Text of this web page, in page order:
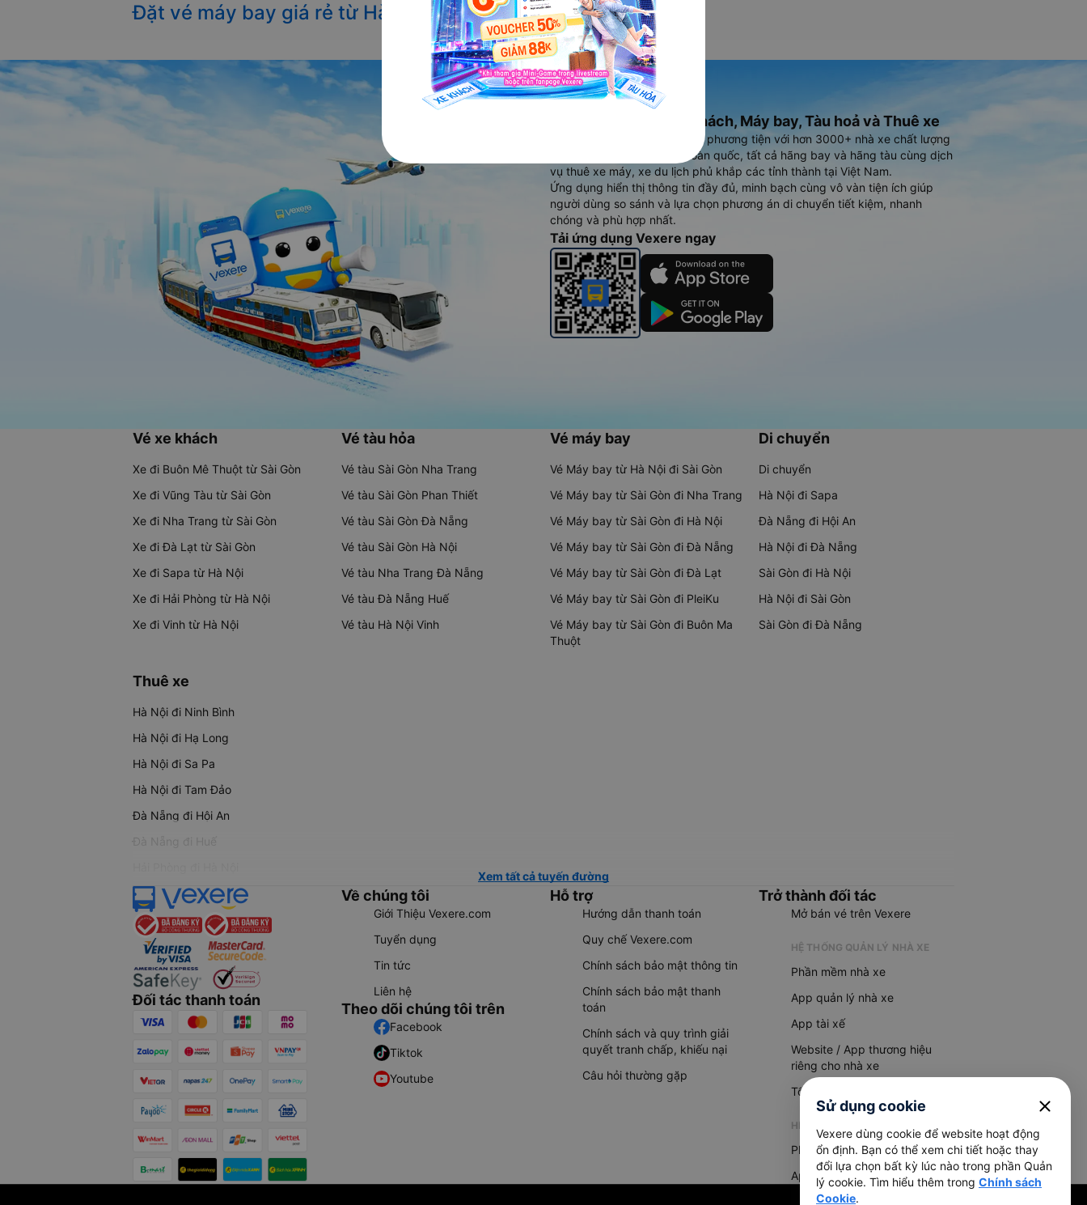
Đặt vé máy bay giá rẻ từ Hà Tiên đi Phan Thiết
Ứng dụng đặt vé Xe khách, Máy bay, Tàu hoả và Thuê xe
Vexere - ứng dụng đặt vé đa phương tiện với hơn 3000+ nhà xe chất lượng
cao, 5000+ tuyến đường toàn quốc, tất cả hãng bay và hãng tàu cùng dịch
vụ thuê xe máy, xe du lịch phủ khắp các tỉnh thành tại Việt Nam.
Ứng dụng hiển thị thông tin đầy đủ, minh bạch cùng vô vàn tiện ích giúp
người dùng so sánh và lựa chọn phương án di chuyển tiết kiệm, nhanh
chóng và phù hợp nhất.
Tải ứng dụng Vexere ngay
Vé xe khách
Xe đi Buôn Mê Thuột từ Sài Gòn
Xe đi Vũng Tàu từ Sài Gòn
Xe đi Nha Trang từ Sài Gòn
Xe đi Đà Lạt từ Sài Gòn
Xe đi Sapa từ Hà Nội
Xe đi Hải Phòng từ Hà Nội
Xe đi Vinh từ Hà Nội
Vé tàu hỏa
Vé tàu Sài Gòn Nha Trang
Vé tàu Sài Gòn Phan Thiết
Vé tàu Sài Gòn Đà Nẵng
Vé tàu Sài Gòn Hà Nội
Vé tàu Nha Trang Đà Nẵng
Vé tàu Đà Nẵng Huế
Vé tàu Hà Nội Vinh
Vé máy bay
Vé Máy bay từ Hà Nội đi Sài Gòn
Vé Máy bay từ Sài Gòn đi Nha Trang
Vé Máy bay từ Sài Gòn đi Hà Nội
Vé Máy bay từ Sài Gòn đi Đà Nẵng
Vé Máy bay từ Sài Gòn đi Đà Lạt
Vé Máy bay từ Sài Gòn đi PleiKu
Vé Máy bay từ Sài Gòn đi Buôn Ma
Thuột
Di chuyển
Di chuyển
Hà Nội đi Sapa
Đà Nẵng đi Hội An
Hà Nội đi Đà Nẵng
Sài Gòn đi Hà Nội
Hà Nội đi Sài Gòn
Sài Gòn đi Đà Nẵng
Thuê xe
Hà Nội đi Ninh Bình
Hà Nội đi Hạ Long
Hà Nội đi Sa Pa
Hà Nội đi Tam Đảo
Đà Nẵng đi Hội An
Đà Nẵng đi Huế
Xem tất cả tuyến đường
Đối tác thanh toán
Về chúng tôi
Giới Thiệu Vexere.com
Tuyển dụng
Tin tức
Liên hệ
Theo dõi chúng tôi trên
Facebook
Tiktok
Youtube
Hỗ trợ
Hướng dẫn thanh toán
Quy chế Vexere.com
Chính sách bảo mật thông tin
Chính sách bảo mật thanh
toán
Chính sách và quy trình giải
quyết tranh chấp, khiếu nại
Câu hỏi thường gặp
Trở thành đối tác
Mở bán vé trên Vexere
HỆ THỐNG QUẢN LÝ NHÀ XE
Phần mềm nhà xe
App quản lý nhà xe
App tài xế
Website / App thương hiệu
riêng cho nhà xe
Tổng đài AI
HỆ THỐNG QUẢN LÝ HÀNG HOÁ
Phần mềm quản lý hàng hoá
App quản lý hàng hoá
Sử dụng cookie close
Vexere dùng cookie để website hoạt động
ổn định. Bạn có thể xem chi tiết hoặc thay
đổi lựa chọn bất kỳ lúc nào trong phần Quản
lý cookie. Tìm hiểu thêm trong Chính sách
Cookie.